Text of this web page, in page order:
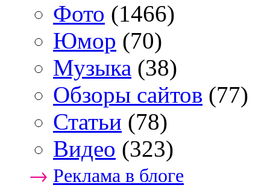
Фото (1466)
Юмор (70)
Музыка (38)
Обзоры сайтов (77)
Статьи (78)
Видео (323)
→ Реклама в блоге